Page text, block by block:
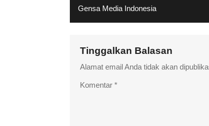
Gensa Media Indonesia
Tinggalkan Balasan
Alamat email Anda tidak akan
Komentar *